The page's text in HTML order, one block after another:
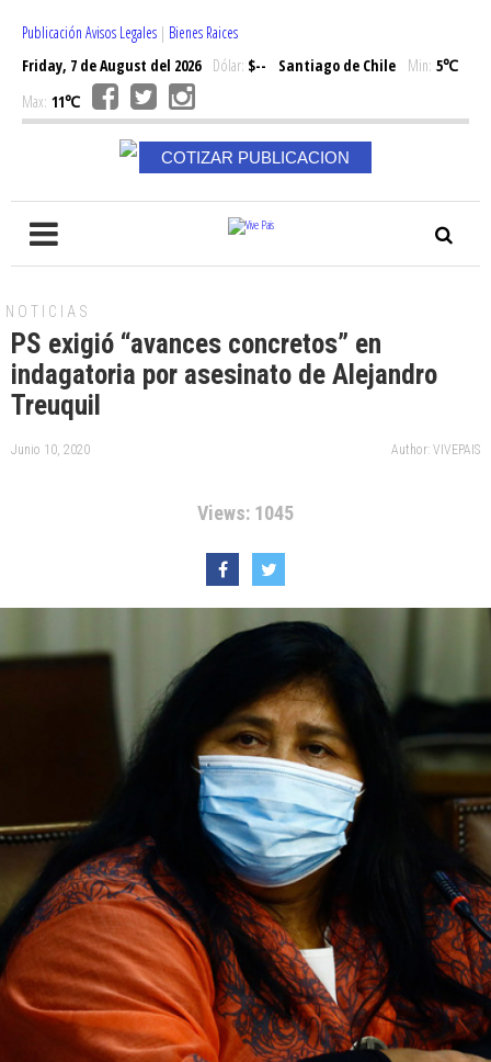
Publicación Avisos Legales | Bienes Raices
Friday, 7 de August del 2026Dólar: $-- Santiago de Chile Min: 5℃
Max: 11℃
COTIZAR PUBLICACION
NOTICIAS
PS exigió “avances concretos” en
indagatoria por asesinato de Alejandro
Treuquil
Junio 10, 2020 Author: VIVEPAIS
Views: 1045